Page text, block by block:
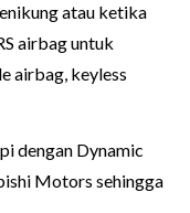
atau ketika
airbag untuk
airbag, keyless
dengan Dynamic
Motors sehingga